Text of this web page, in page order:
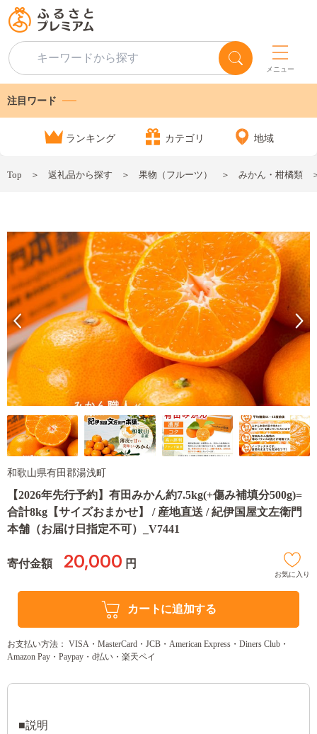
メニュー
注目ワード
ランキング カテゴリ 地域
Top 返礼品から探す 果物（フルーツ） みかん・柑橘類
和歌山県有田郡湯浅町
【2026年先行予約】有田みかん約7.5kg(+傷み補填分500g)=
合計8kg【サイズおまかせ】 / 産地直送 / 紀伊国屋文左衛門
本舗（お届け日指定不可）_V7441
寄付金額 20,000 円
お気に入り
カートに追加する
お支払い方法： VISA・MasterCard・JCB・American Express・Diners Club・
Amazon Pay・Paypay・d払い・楽天ペイ
■説明